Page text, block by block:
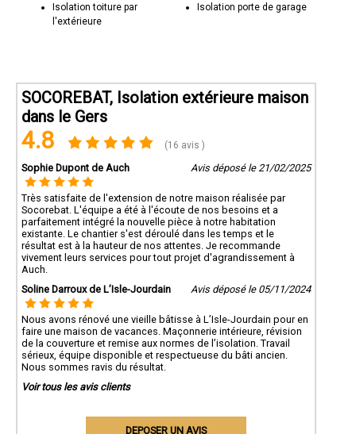
Isolation toiture par
l'extérieure
Isolation porte de garage
SOCOREBAT, Isolation extérieure maison
dans le Gers
4.8 (16 avis )
Sophie Dupont de Auch Avis déposé le 21/02/2025
Très satisfaite de l'extension de notre maison réalisée par
Socorebat. L'équipe a été à l'écoute de nos besoins et a
parfaitement intégré la nouvelle pièce à notre habitation
existante. Le chantier s'est déroulé dans les temps et le
résultat est à la hauteur de nos attentes. Je recommande
vivement leurs services pour tout projet d'agrandissement à
Auch.
Soline Darroux de L’Isle-Jourdain
Avis déposé le 05/11/2024
Nous avons rénové une vieille bâtisse à L’Isle-Jourdain pour en
faire une maison de vacances. Maçonnerie intérieure, révision
de la couverture et remise aux normes de l’isolation. Travail
sérieux, équipe disponible et respectueuse du bâti ancien.
Nous sommes ravis du résultat.
Voir tous les avis clients
DEPOSER UN AVIS